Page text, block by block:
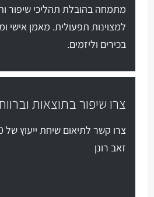
מתמחה בהובלת תהליכי שיפור
למצוינות תפעולית. מאמן אישי
בכירים וליזמים.
צרו שיפור בתוצאות וברווח
זאב רונן